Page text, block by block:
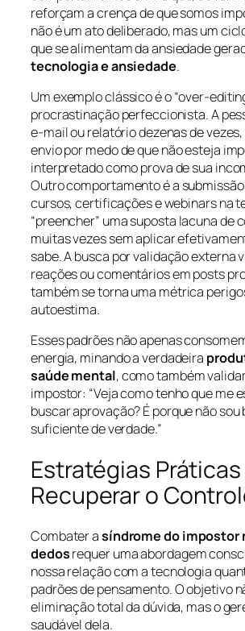
reforçam a crença de que somos
não é um ato deliberado, mas um
que se alimentam da ansiedade
tecnologia e ansiedade.
Um exemplo clássico é o “over-
procrastinação perfeccionista. A
e-mail ou relatório dezenas de
envio por medo de que não esteja
interpretado como prova de sua
Outro comportamento é a
cursos, certificações e webinars na
“preencher” uma suposta lacuna de
muitas vezes sem aplicar
sabe. A busca por validação externa
reações ou comentários em posts
também se torna uma métrica
autoestima.
Esses padrões não apenas
energia, minando a verdadeira
saúde mental, como também
impostor: “Veja como tenho que me
buscar aprovação? É porque não sou
suficiente de verdade.”
Estratégias
Recuperar o
Combater asíndrome do impostor
dedosrequer uma abordagem
nossa relação com a tecnologia
padrões de pensamento. O objetivo
eliminação total da dúvida, mas o
saudável dela.